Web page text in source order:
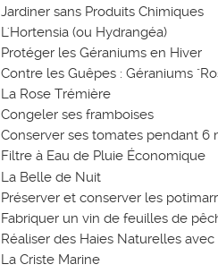
Jardiner sans Produits Chimiques
L'Hortensia (ou Hydrangéa)
Protéger les Géraniums en Hiver
Contre les Guêpes : Géraniums
La Rose Trémière
Congeler ses framboises
Conserver ses tomates pendant 6
Filtre à Eau de Pluie Économique
La Belle de Nuit
Préserver et conserver les
Fabriquer un vin de feuilles de
Réaliser des Haies Naturelles
La Criste Marine